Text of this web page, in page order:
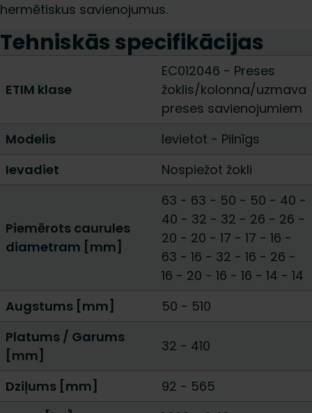
hermētiskus savienojumus.
Tehniskās specifikācijas
ETIM klase
EC012046 - Preses
žoklis/kolonna/uzmava
preses savienojumiem
Modelis
Ievietot - Pilnīgs
Ievadiet
Nospiežot žokli
Piemērots caurules
diametram [mm]
63 - 63 - 50 - 50 - 40 -
40 - 32 - 32 - 26 - 26 -
20 - 20 - 17 - 17 - 16 -
63 - 16 - 32 - 16 - 26 -
16 - 20 - 16 - 16 - 14 - 14
Augstums [mm]
50 - 510
Platums / Garums
[mm]
32 - 410
Dziļums [mm] 92 - 565